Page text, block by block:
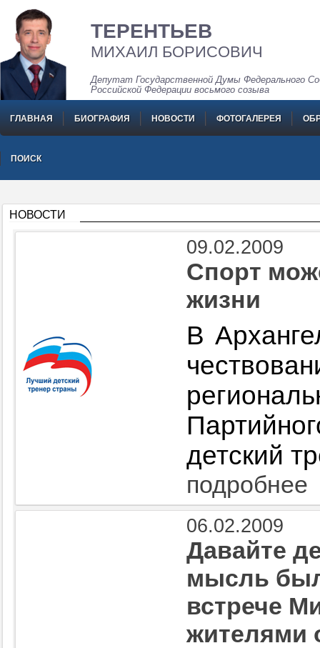
ТЕРЕНТЬЕВ
МИХАИЛ БОРИСОВИЧ
Депутат Государственной Думы Федерального
Российской Федерации восьмого созыва
ГЛАВНАЯ БИОГРАФИЯ НОВОСТИ ФОТОГАЛЕРЕЯ
ПОИСК
НОВОСТИ
09.02.2009
Спорт
жизни
В
детский
подробнее
06.02.2009
Давайте
мысль
встрече
жителями